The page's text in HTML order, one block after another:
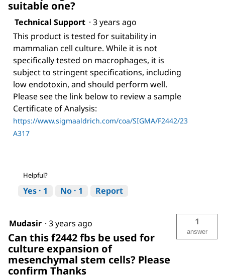
suitable one?
Technical Support · 3 years ago
This product is tested for suitability in
mammalian cell culture. While it is not
specifically tested on macrophages, it is
subject to stringent specifications, including
low endotoxin, and should perform well.
Please see the link below to review a sample
Certificate of Analysis:
https://www.sigmaaldrich.com/coa/SIGMA/F2442/23
A317
Helpful?
Yes · 1 No · 1 Report
Mudasir · 3 years ago
Can this f2442 fbs be used for
culture expansion of
mesenchymal stem cells? Please
confirm Thanks
1
answer